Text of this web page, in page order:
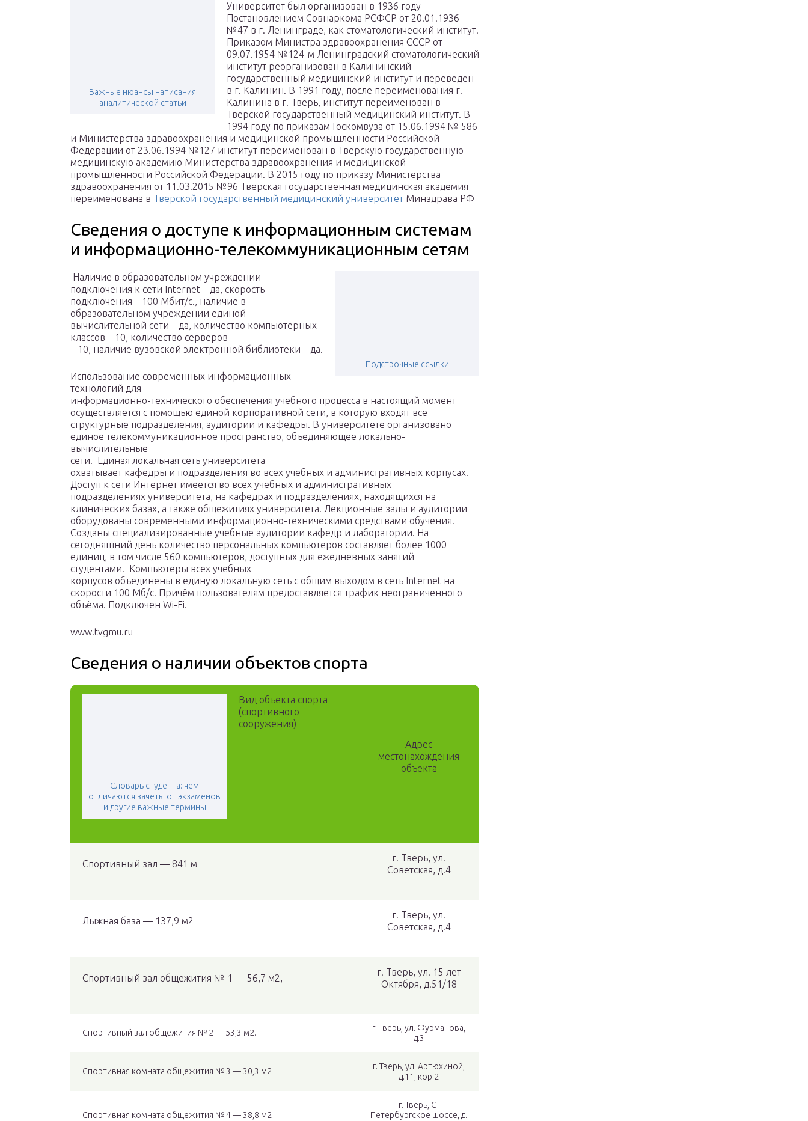
Важные нюансы написания
аналитической статьи
Университет был организован в 1936 году
Постановлением Совнаркома РСФСР от 20.01.1936
№47 в г. Ленинграде, как стоматологический институт.
Приказом Министра здравоохранения СССР от
09.07.1954 №124-м Ленинградский стоматологический
институт реорганизован в Калининский
государственный медицинский институт и переведен
в г. Калинин. В 1991 году, после переименования г.
Калинина в г. Тверь, институт переименован в
Тверской государственный медицинский институт. В
1994 году по приказам Госкомвуза от 15.06.1994 № 586
и Министерства здравоохранения и медицинской промышленности Российской
Федерации от 23.06.1994 №127 институт переименован в Тверскую государственную
медицинскую академию Министерства здравоохранения и медицинской
промышленности Российской Федерации. В 2015 году по приказу Министерства
здравоохранения от 11.03.2015 №96 Тверская государственная медицинская академия
переименована в Тверской государственный медицинский университет Минздрава РФ
Сведения о доступе к информационным системам
и информационно-телекоммуникационным сетям
Подстрочные ссылки
Наличие в образовательном учреждении
подключения к сети Internet – да, скорость
подключения – 100 Мбит/с., наличие в
образовательном учреждении единой
вычислительной сети – да, количество компьютерных
классов – 10, количество серверов
– 10, наличие вузовской электронной библиотеки – да.
Использование современных информационных
технологий для
информационно-технического обеспечения учебного процесса в настоящий момент
осуществляется с помощью единой корпоративной сети, в которую входят все
структурные подразделения, аудитории и кафедры. В университете организовано
единое телекоммуникационное пространство, объединяющее локально-
вычислительные
сети. Единая локальная сеть университета
охватывает кафедры и подразделения во всех учебных и административных корпусах.
Доступ к сети Интернет имеется во всех учебных и административных
подразделениях университета, на кафедрах и подразделениях, находящихся на
клинических базах, а также общежитиях университета. Лекционные залы и аудитории
оборудованы современными информационно-техническими средствами обучения.
Созданы специализированные учебные аудитории кафедр и лаборатории. На
сегодняшний день количество персональных компьютеров составляет более 1000
единиц, в том числе 560 компьютеров, доступных для ежедневных занятий
студентами. Компьютеры всех учебных
корпусов объединены в единую локальную сеть с общим выходом в сеть Internet на
скорости 100 Мб/с. Причём пользователям предоставляется трафик неограниченного
объёма. Подключен Wi-Fi.
www.tvgmu.ru
Сведения о наличии объектов спорта
Словарь студента: чем
отличаются зачеты от экзаменов
и другие важные термины
Вид объекта спорта
(спортивного
сооружения)
Адрес
местонахождения
объекта
Спортивный зал — 841 м
г. Тверь, ул.
Советская, д.4
Лыжная база — 137,9 м2
г. Тверь, ул.
Советская, д.4
Спортивный зал общежития № 1 — 56,7 м2,
г. Тверь, ул. 15 лет
Октября, д.51/18
Спортивный зал общежития № 2 — 53,3 м2.
г. Тверь, ул. Фурманова,
д.3
Спортивная комната общежития № 3 — 30,3 м2
г. Тверь, ул. Артюхиной,
д.11, кор.2
Спортивная комната общежития № 4 — 38,8 м2
г. Тверь, С-
Петербургское шоссе, д.